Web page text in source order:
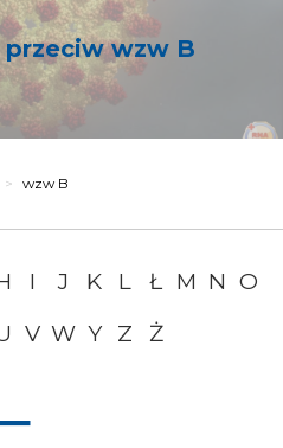
przeciw wzw B
wzw B
I J K L Ł M N O
V W Y Z Ż